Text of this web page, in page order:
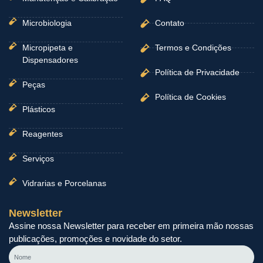
Microbiologia
Micropipeta e
Dispensadores
Peças
Plásticos
Reagentes
Serviços
Vidrarias e Porcelanas
Contato
Termos e Condições
Política de Privacidade
Política de Cookies
Newsletter
Assine nossa Newsletter para receber em primeira mão nossas
publicações, promoções e novidade do setor.
Nome